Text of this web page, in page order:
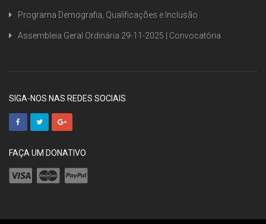
Programa Demografia, Qualificações e Inclusão
Assembleia Geral Ordinária 29-11-2025 | Convocatória
SIGA-NOS NAS REDES SOCIAIS
FAÇA UM DONATIVO